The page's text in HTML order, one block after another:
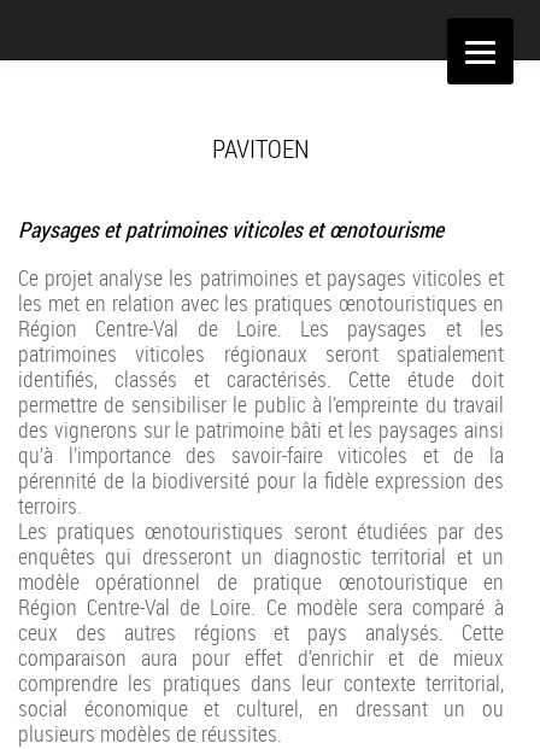
Aller
PAVITOEN
Paysages et patrimoines viticoles et œnotourisme
Ce projet analyse les patrimoines et paysages viticoles et
les met en relation avec les pratiques œnotouristiques en
Région Centre-Val de Loire. Les paysages et les
patrimoines viticoles régionaux seront spatialement
identifiés, classés et caractérisés. Cette étude doit
permettre de sensibiliser le public à l’empreinte du travail
des vignerons sur le patrimoine bâti et les paysages ainsi
qu’à l’importance des savoir-faire viticoles et de la
pérennité de la biodiversité pour la fidèle expression des
terroirs.
Les pratiques œnotouristiques seront étudiées par des
enquêtes qui dresseront un diagnostic territorial et un
modèle opérationnel de pratique œnotouristique en
Région Centre-Val de Loire. Ce modèle sera comparé à
ceux des autres régions et pays analysés. Cette
comparaison aura pour effet d’enrichir et de mieux
comprendre les pratiques dans leur contexte territorial,
social économique et culturel, en dressant un ou
plusieurs modèles de réussites.